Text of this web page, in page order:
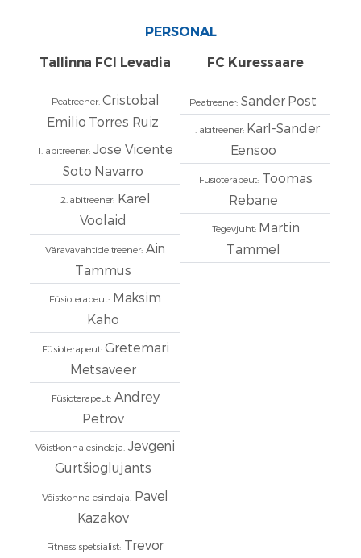
PERSONAL
Tallinna FCI Levadia
Peatreener:Cristobal
Emilio Torres Ruiz
1. abitreener: Jose Vicente
Soto Navarro
2. abitreener: Karel
Voolaid
Väravavahtide treener:Ain
Tammus
Füsioterapeut:Maksim
Kaho
Füsioterapeut:Gretemari
Metsaveer
Füsioterapeut: Andrey
Petrov
Võistkonna esindaja: Jevgeni
Gurtšioglujants
Võistkonna esindaja:Pavel
Kazakov
Fitness spetsialist: Trevor
FC Kuressaare
Peatreener: Sander Post
1. abitreener:Karl-Sander
Eensoo
Füsioterapeut: Toomas
Rebane
Tegevjuht:Martin
Tammel